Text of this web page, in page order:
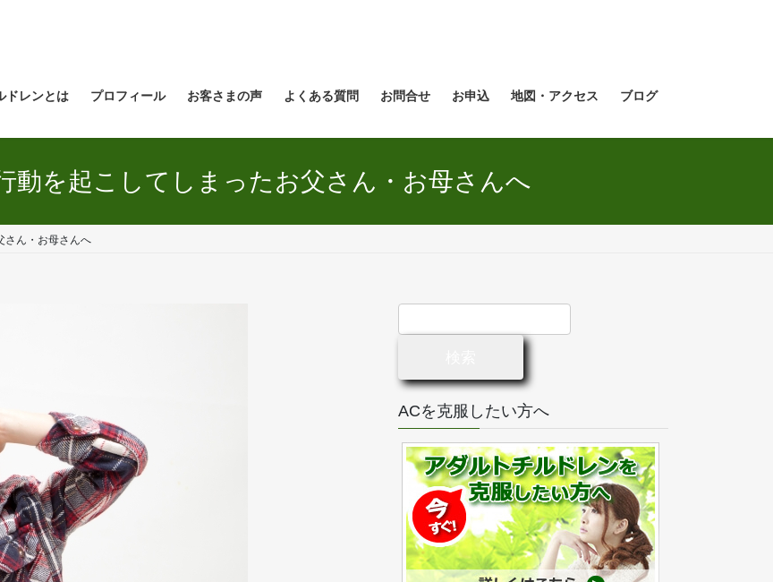
ドレンとは プロフィール お客さまの声 よくある質問 お問合せ お申込 地図・アクセス ブログ
動を起こしてしまったお父さん・お母さんへ
さん・お母さんへ
索:
ACを克服したい方へ